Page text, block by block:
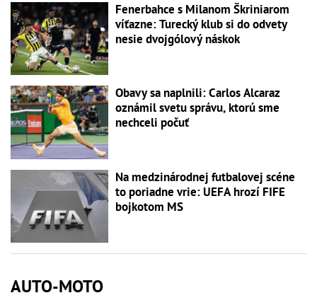
Fenerbahce s Milanom Škriniarom
víťazne: Turecký klub si do odvety
nesie dvojgólový náskok
Obavy sa naplnili: Carlos Alcaraz
oznámil svetu správu, ktorú sme
nechceli počuť
Na medzinárodnej futbalovej scéne
to poriadne vrie: UEFA hrozí FIFE
bojkotom MS
AUTO-MOTO